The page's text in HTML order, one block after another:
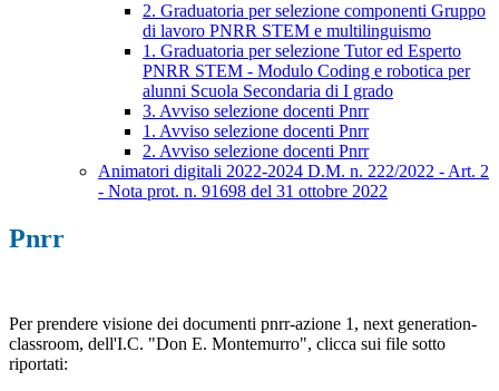
2. Graduatoria per selezione componenti Gruppo
di lavoro PNRR STEM e multilinguismo
1. Graduatoria per selezione Tutor ed Esperto
PNRR STEM - Modulo Coding e robotica per
alunni Scuola Secondaria di I grado
3. Avviso selezione docenti Pnrr
1. Avviso selezione docenti Pnrr
2. Avviso selezione docenti Pnrr
Animatori digitali 2022-2024 D.M. n. 222/2022 - Art. 2
- Nota prot. n. 91698 del 31 ottobre 2022
Pnrr
Per prendere visione dei documenti pnrr-azione 1, next generation-
classroom, dell'I.C. "Don E. Montemurro", clicca sui file sotto
riportati: